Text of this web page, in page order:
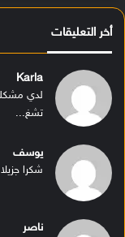
أخر التعليقات
Karla
لدي
تشغ...
يوسف
شكرا
ناصر